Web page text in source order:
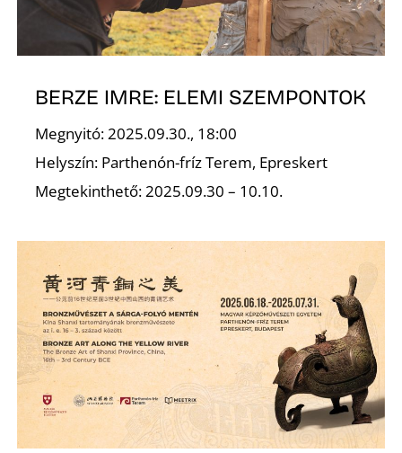
BERZE IMRE: ELEMI SZEMPONTOK
Megnyitó: 2025.09.30., 18:00
Helyszín: Parthenón-fríz Terem, Epreskert
Megtekinthető: 2025.09.30 – 10.10.